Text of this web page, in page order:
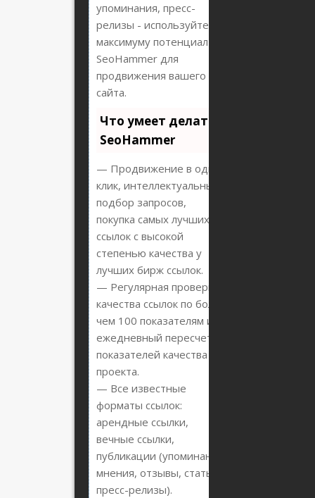
упоминания, пресс-
релизы - используйте по
максимуму потенциал
SeoHammer для
продвижения вашего
сайта.
Что умеет делать
SeoHammer
— Продвижение в один
клик, интеллектуальный
подбор запросов,
покупка самых лучших
ссылок с высокой
степенью качества у
лучших бирж ссылок.
— Регулярная проверка
качества ссылок по более
чем 100 показателям и
ежедневный пересчет
показателей качества
проекта.
— Все известные
форматы ссылок:
арендные ссылки,
вечные ссылки,
публикации (упоминания,
мнения, отзывы, статьи,
пресс-релизы).